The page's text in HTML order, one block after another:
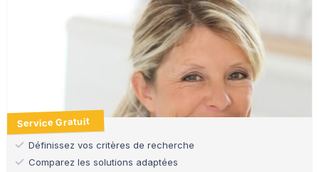
Service Gratuit
Définissez vos critères de recherche
Comparez les solutions adaptées